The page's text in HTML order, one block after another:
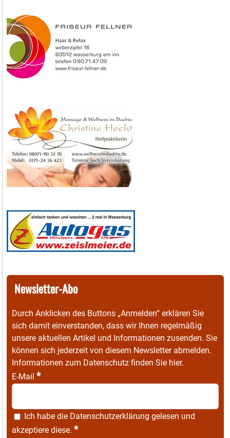
Newsletter-Abo
Durch Anklicken des Buttons „Anmelden“ erklären Sie
sich damit einverstanden, dass wir Ihnen regelmäßig
unsere aktuellen Artikel und Informationen zusenden. Sie
können sich jederzeit von diesem Newsletter abmelden.
Informationen zum Datenschutz finden Sie hier.
E-Mail *
Ich habe die Datenschutzerklärung gelesen und
akzeptiere diese. *